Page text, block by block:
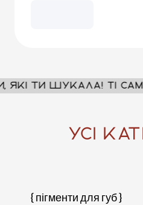
ти шукала! Ті самі
УСІ
{ пігменти для губ }